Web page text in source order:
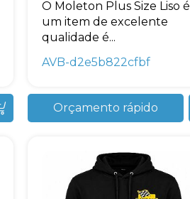
O Moleton Plus Size Liso é
um item de excelente
qualidade é...
AVB-d2e5b822cfbf
Orçamento rápido
a proteger e respeitar sua
dados apenas para fins de
conversa